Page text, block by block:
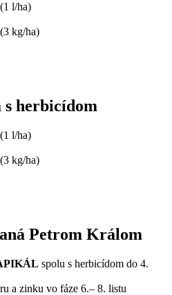
(1 l/ha)
kg/ha)
s herbicídom
(1 l/ha)
kg/ha)
Petrom Králom
spolu s herbicídom do 4.
a zinku vo fáze 6.– 8. listu